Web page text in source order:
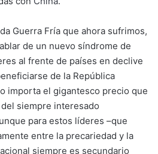
Guerra Fría que ahora sufrimos,
de un nuevo síndrome de
al frente de países en declive
de la República
importa el gigantesco precio que
siempre interesado
para estos líderes –que
entre la precariedad y la
siempre es secundario